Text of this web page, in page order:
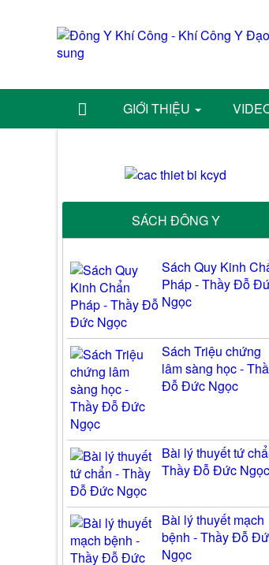
GIỚI THIỆU
SÁCH ĐÔNG Y
Sách Quy Kinh
Pháp - Thầy Đỗ
Ngọc
Sách Triệu chứng
lâm sàng học -
Đỗ Đức Ngọc
Bài lý thuyết tứ
Thầy Đỗ Đức Ngọc
Bài lý thuyết mạch
bệnh - Thầy Đỗ
Ngọc